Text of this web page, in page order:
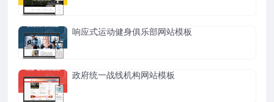
响应式运动健身俱乐部网站模板
政府统一战线机构网站模板